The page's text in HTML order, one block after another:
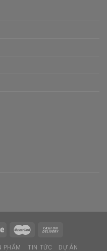
PHẨM TIN TỨC
DỰ ÁN